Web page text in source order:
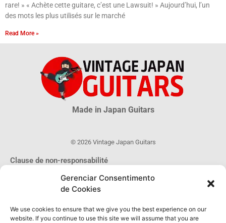
Gerenciar Consentimento
de Cookies
We use cookies to ensure that we give you the best experience on our
website. If you continue to use this site we will assume that you are
rare! » « Achète cette guitare, c’est une Lawsuit! » Aujourd’hui, l’un
des mots les plus utilisés sur le marché
Read More »
Made in Japan Guitars
© 2026 Vintage Japan Guitars
sur les guitares MIJ sont incertaines, plus encore sont inconnues. Les
informations obtenues sur ce site ne peuvent être considérées ni
d’authenticité.
Clause de non-responsabilité